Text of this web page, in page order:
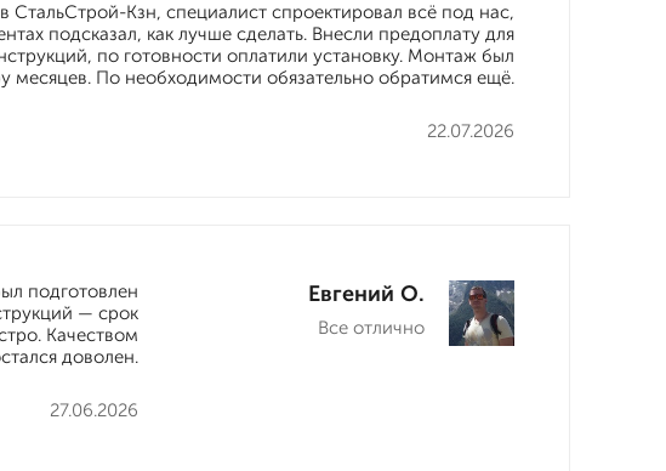
22.07.2026
Кзн, специалист спроектировал всё под нас,
подсказал, как лучше сделать. Внесли предоплату для
по готовности оплатили установку. Монтаж был
месяцев. По необходимости обязательно обратимся ещё.
Евгений О.
Все отлично
27.06.2026
подготовлен
— срок
Качеством
доволен.